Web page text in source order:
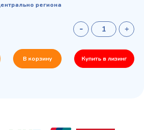
региона
В корзину Купить в лизинг